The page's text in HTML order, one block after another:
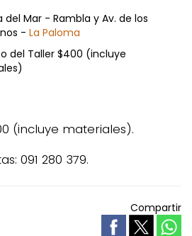
del Mar - Rambla y Av. de los
- La Paloma
del Taller $400 (incluye
(incluye materiales).
091 280 379.
Compartir